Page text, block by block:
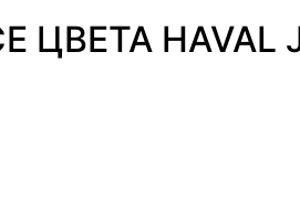
ЦВЕТА HAVAL